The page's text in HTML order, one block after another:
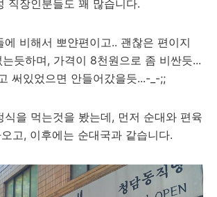
직장인분들도 꽤 많습니다.
에 비해서 뽀얀편이고.. 괜찮은 편이지
듯하며, 가격이 8천원으로 좀 비싼듯...
써있었으면 안들어갔을듯...-_-;;
식을 먹는것을 봤는데, 먼저 순대와 편육
고, 이후에는 순대국과 같습니다.